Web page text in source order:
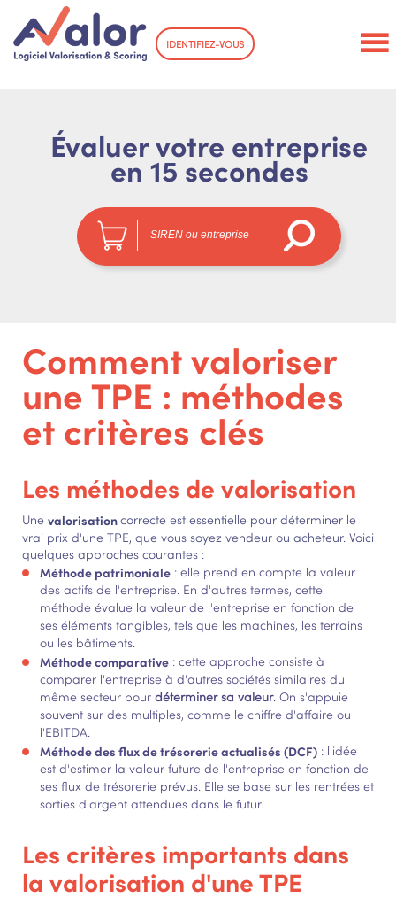
IDENTIFIEZ-VOUS
Évaluer votre entreprise
en 15 secondes
Comment valoriser
une TPE : méthodes
et critères clés
Les méthodes de valorisation
Une valorisationcorrecte est essentielle pour déterminer le
vrai prix d'une TPE, que vous soyez vendeur ou acheteur. Voici
quelques approches courantes :
Méthode patrimoniale : elle prend en compte la valeur
des actifs de l'entreprise. En d'autres termes, cette
méthode évalue la valeur de l'entreprise en fonction de
ses éléments tangibles, tels que les machines, les terrains
ou les bâtiments.
Méthode comparative : cette approche consiste à
comparer l'entreprise à d'autres sociétés similaires du
même secteur pour déterminer sa valeur. On s'appuie
souvent sur des multiples, comme le chiffre d'affaire ou
l'EBITDA.
Méthode des flux de trésorerie actualisés (DCF) : l'idée
est d'estimer la valeur future de l'entreprise en fonction de
ses flux de trésorerie prévus. Elle se base sur les rentrées et
sorties d'argent attendues dans le futur.
Les critères importants dans
la valorisation d'une TPE